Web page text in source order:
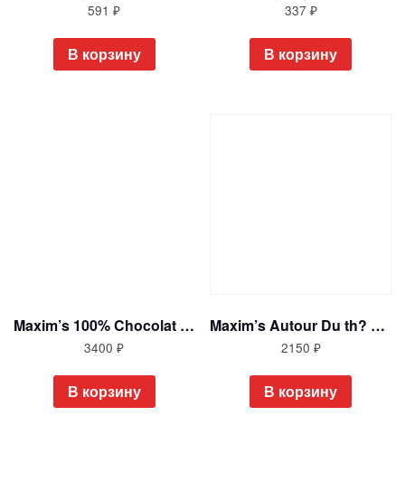
591₽
В корзину
337 ₽
В корзину
Maxim’s 100% Chocolat noir Шоколадный набор в овальной жестяной шкатулке, 545 гр Франция
3400₽
В корзину
Maxim’s Autour Du th? шоколадный VIP набор с окошком 299 гр Франция
2150 ₽
В корзину